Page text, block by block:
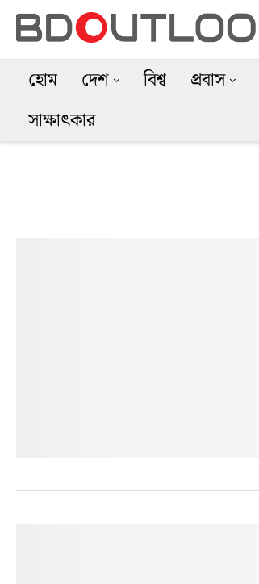
হোম দেশ বিশ্ব প্রবাস
সাক্ষাৎকার